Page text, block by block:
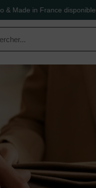
disponibles